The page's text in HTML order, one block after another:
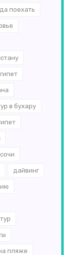
поехать
в бухару
сочи
дайвинг
пляже